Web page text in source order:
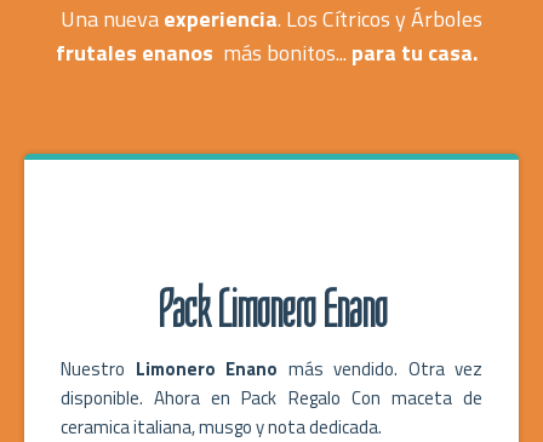
Una nuevaexperiencia. Los Cítricos y Árboles
frutales enanos más bonitos... para tu casa.
Pack Limonero Enano
Nuestro Limonero Enano más vendido. Otra vez
disponible. Ahora en Pack Regalo Con maceta de
ceramica italiana, musgo y nota dedicada.